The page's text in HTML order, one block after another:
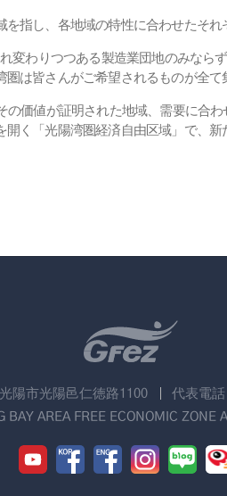
指し、各地域の特性に合わせたそれ
わりつつある製造業団地のみなら
は皆さんがご希望されるものが全て
価値が証明された地域、需要に合
く「光陽湾圏経済自由区域」で、新
陽市光陽邑仁徳路1100
代表電
BAY AREA FREE ECONOMIC ZONE